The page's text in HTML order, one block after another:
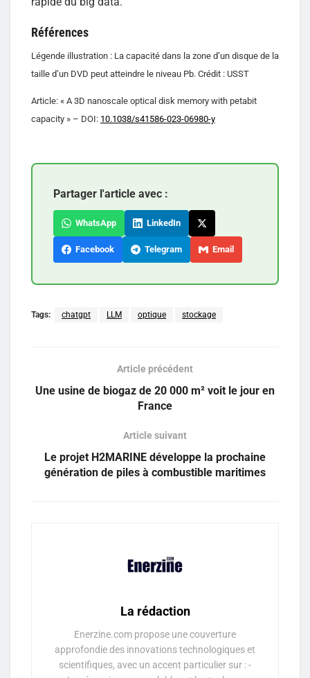
Références
Légende illustration : La capacité dans la zone d’un disque de la
taille d’un DVD peut atteindre le niveau Pb. Crédit : USST
Article: « A 3D nanoscale optical disk memory with petabit
capacity » – DOI: 10.1038/s41586-023-06980-y
Partager l'article avec :
WhatsApp LinkedIn
Facebook Telegram Email
Tags: chatgpt LLM optique stockage
Article précédent
Une usine de biogaz de 20 000 m² voit le jour en
France
Article suivant
Le projet H2MARINE développe la prochaine
génération de piles à combustible maritimes
La rédaction
Enerzine.com propose une couverture
approfondie des innovations technologiques et
scientifiques, avec un accent particulier sur : -